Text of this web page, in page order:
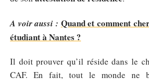
A voir aussi : Quand et comment
étudiant à Nantes ?
Il doit prouver qu’il réside dans le
CAF. En fait, tout le monde ne